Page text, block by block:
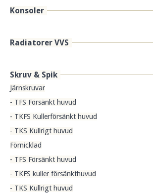
Konsoler
Radiatorer VVS
Skruv & Spik
Järnskruvar
- TFS Försänkt huvud
- TKFS Kullerförsänkt huvud
- TKS Kullrigt huvud
Förnicklad
- TFS Försänkt huvud
- TKFS kuller försänkthuvud
- TKS Kullrigt huvud